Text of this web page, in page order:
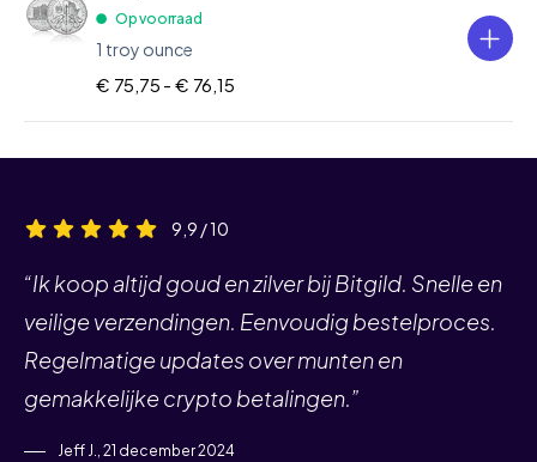
Op voorraad
1 troy ounce
€ 75,75 - € 76,15
9,9 / 10
“Ik koop altijd goud en zilver bij Bitgild. Snelle en
veilige verzendingen. Eenvoudig bestelproces.
Regelmatige updates over munten en
gemakkelijke crypto betalingen.”
Jeff J., 21 december 2024